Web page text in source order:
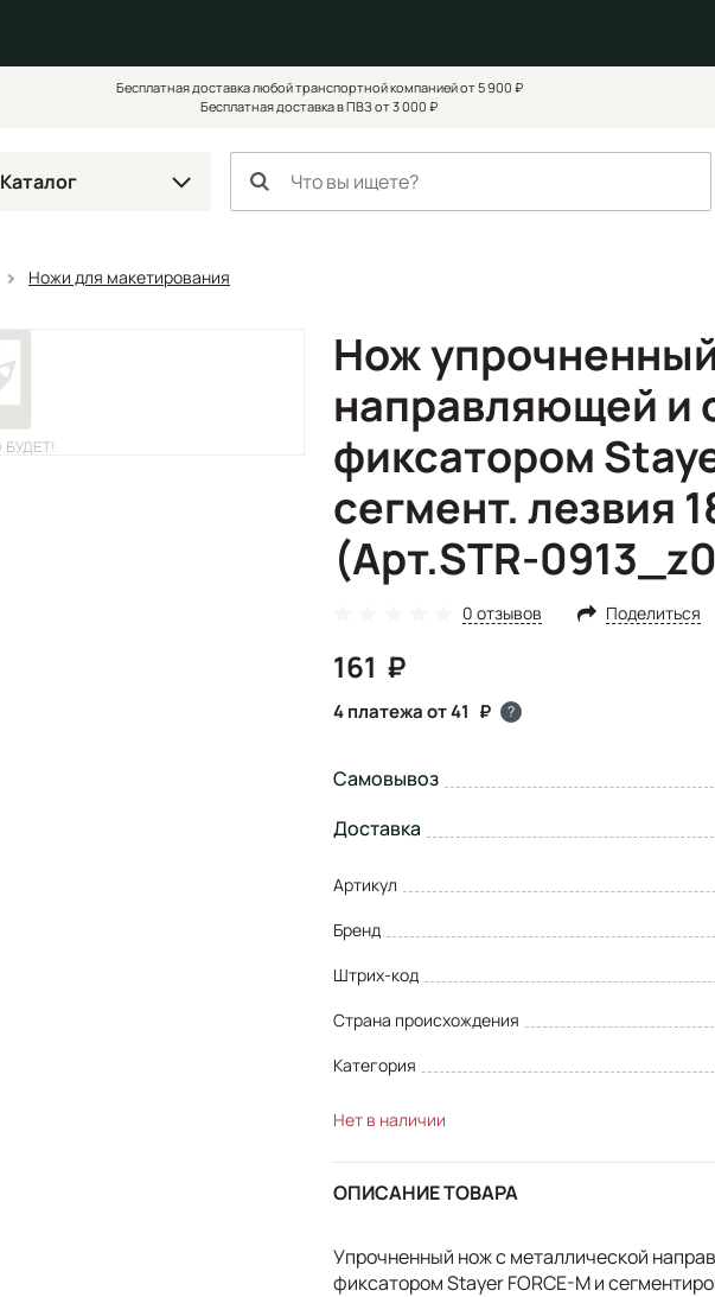
Бесплатная доставка любой транспортной компанией от 5 900 ₽
Бесплатная доставка в ПВЗ от 3 000 ₽
Каталог
Ножи для макетирования
Нож
направляющей и
фиксатором
сегмент. лезвия
(Арт.STR-
0 отзывов Поделиться
161
4 платежа от 41 ?
Самовывоз
Доставка
Артикул
Бренд
Штрих-код
Страна происхождения
Категория
Нет в наличии
ОПИСАНИЕ ТОВАРА
Упрочненный нож с металлической
фиксатором Stayer FORCE-M и